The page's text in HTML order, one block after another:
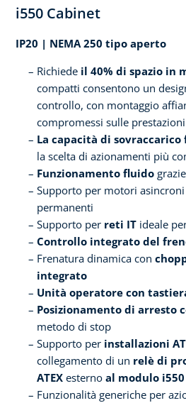
i550 Cabinet
IP20 | NEMA 250 tipo aperto
Richiede il 40% di spazio in
compatti consentono un
controllo, con montaggio
compromessi sulle prestazioni
La capacità di sovraccarico
la scelta di azionamenti più
Funzionamento fluido
Supporto per motori asincroni
permanenti
Supporto per reti IT ideale
Controllo integrato del
Frenatura dinamica con
integrato
Unità operatore con
Posizionamento di arresto
metodo di stop
Supporto per installazioni
collegamento di un relè di
ATEX esterno al modulo i550
Funzionalità generiche per